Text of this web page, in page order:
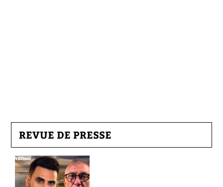
REVUE DE PRESSE